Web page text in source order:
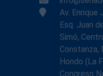
Av. Enrique
Esq. Juan
Simó,
Constanza,
Hondo (La
Congreso